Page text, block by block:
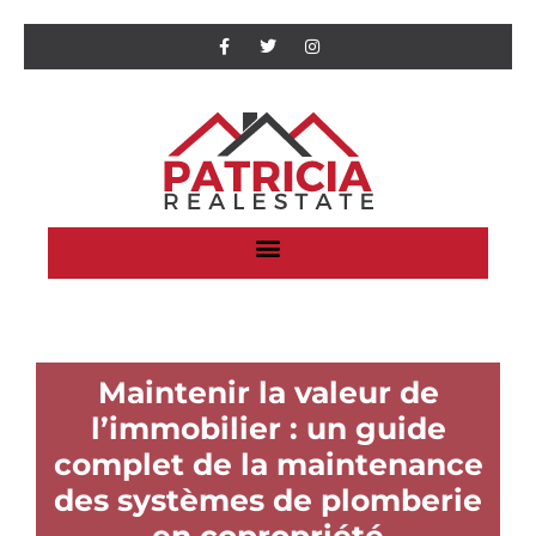
Maintenir la valeur de
l’immobilier : un guide
complet de la maintenance
des systèmes de plomberie